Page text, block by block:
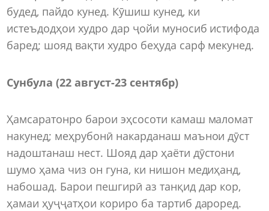
будед, пайдо кунед. Кӯшиш кунед, ки
истеъдодҳои худро дар ҷойи муносиб истифода
баред; шояд вақти худро беҳуда сарф мекунед.
Сунбула (22 август-23 сентябр)
Ҳамсаратонро барои эҳсосоти камаш маломат
накунед; меҳрубонӣ накарданаш маънои дӯст
надоштанаш нест. Шояд дар ҳаёти дӯстони
шумо ҳама чиз он гуна, ки нишон медиҳанд,
набошад. Барои пешгирӣ аз танқид дар кор,
ҳамаи ҳуҷҷатҳои кориро ба тартиб дароред.